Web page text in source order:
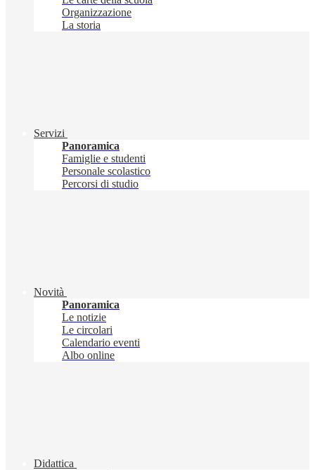
Organizzazione
La storia
Servizi
Panoramica
Famiglie e studenti
Personale scolastico
Percorsi di studio
Novità
Panoramica
Le notizie
Le circolari
Calendario eventi
Albo online
Didattica